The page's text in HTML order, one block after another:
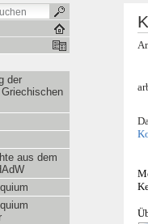
Comica"
Gegenstände aus der
der
aus dem